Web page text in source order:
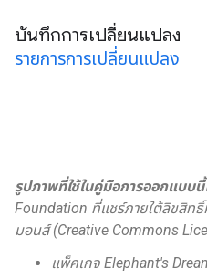
บันทึกการเปลี่ยนแปลง
รายการการเปลี่ยนแปลง
รูปภาพที่ใช้ในคู่มือการออกแบบนี้
Foundation ที่แชร์ภายใต้ลิขสิ
มอนส์ (Creative Commons
แพ็คเกจ Elephant's